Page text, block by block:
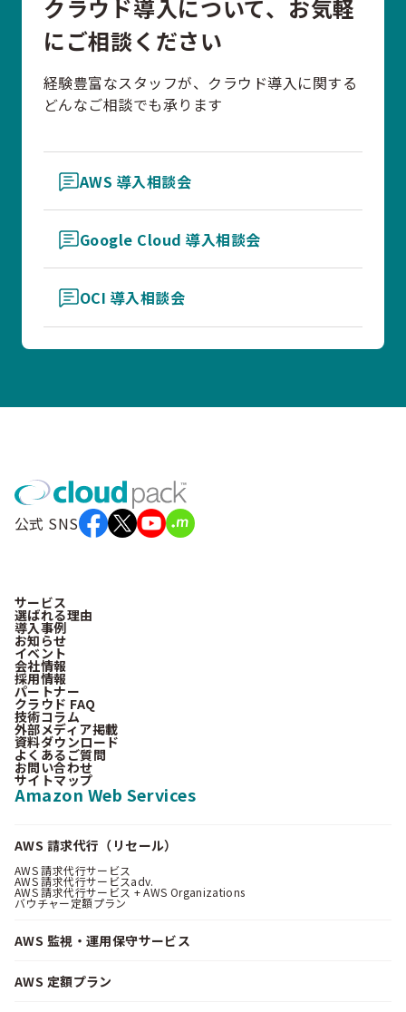
クラウド導入について、お気軽
にご相談ください
経験豊富なスタッフが、クラウド導入に関する
どんなご相談でも承ります
AWS 導入相談会
Google Cloud 導入相談会
OCI 導入相談会
公式 SNS
サービス
選ばれる理由
導入事例
お知らせ
イベント
会社情報
採用情報
パートナー
クラウド FAQ
技術コラム
外部メディア掲載
資料ダウンロード
よくあるご質問
お問い合わせ
サイトマップ
Amazon Web Services
AWS 請求代行（リセール）
AWS 請求代行サービス
AWS 請求代行サービスadv.
AWS 請求代行サービス + AWS Organizations
バウチャー定額プラン
AWS 監視・運用保守サービス
AWS 定額プラン